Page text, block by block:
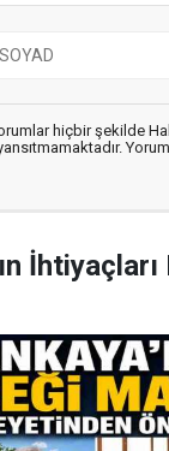
hiçbir şekilde